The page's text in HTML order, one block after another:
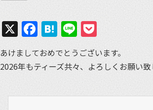
X Facebook
Hatena
Line
あけましておめでとうございます。
2026年もティーズ共々、よろしくお願い致